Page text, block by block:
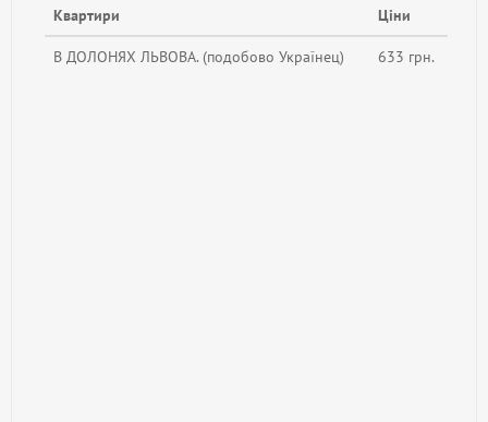
Квартири Ціни
В ДОЛОНЯХ ЛЬВОВА. (подобово Українец) 633 грн.